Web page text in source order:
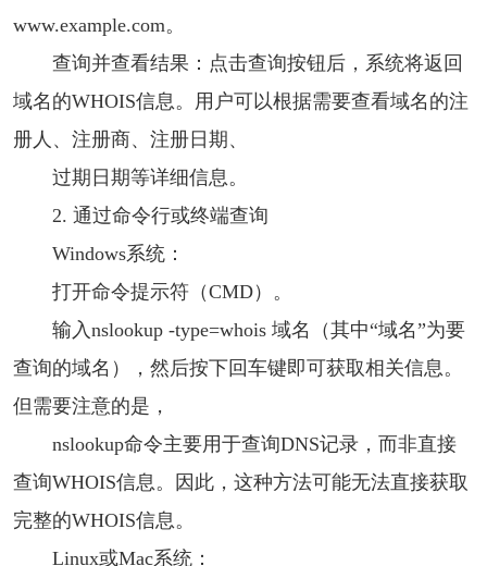
www.example.com。
查询并查看结果：点击查询按钮后，系统将返回
域名的WHOIS信息。用户可以根据需要查看域名的注
册人、注册商、注册日期、
过期日期等详细信息。
2. 通过命令行或终端查询
Windows系统：
打开命令提示符（CMD）。
输入nslookup -type=whois 域名（其中“域名”为要
查询的域名），然后按下回车键即可获取相关信息。
但需要注意的是，
nslookup命令主要用于查询DNS记录，而非直接
查询WHOIS信息。因此，这种方法可能无法直接获取
完整的WHOIS信息。
Linux或Mac系统：